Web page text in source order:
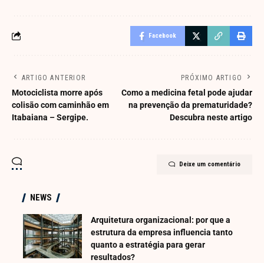
Facebook
ARTIGO ANTERIOR
Motociclista morre após
colisão com caminhão em
Itabaiana – Sergipe.
PRÓXIMO ARTIGO
Como a medicina fetal pode ajudar
na prevenção da prematuridade?
Descubra neste artigo
Deixe um comentário
NEWS
Arquitetura organizacional: por que a
estrutura da empresa influencia tanto
quanto a estratégia para gerar
resultados?